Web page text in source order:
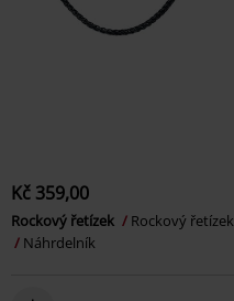
Kč 359,00
Rockový řetízek
Rockový řetízek
Náhrdelník